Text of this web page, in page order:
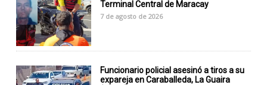
Terminal Central de Maracay
7 de agosto de 2026
Funcionario policial asesinó a tiros a su
expareja en Caraballeda, La Guaira